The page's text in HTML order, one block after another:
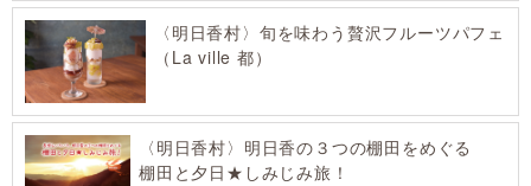
〈明日香村〉旬を味わう贅沢フルーツパフェ
（La ville 都）
〈明日香村〉明日香の３つの棚田をめぐる
棚田と夕日★しみじみ旅！